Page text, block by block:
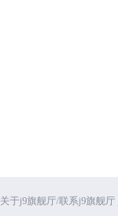
关于j9旗舰厅/联系j9旗舰厅